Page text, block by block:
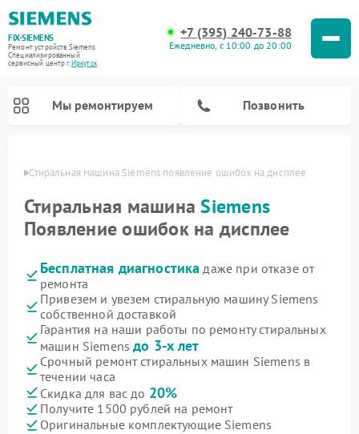
FIX-SIEMENS
Ремонт устройств Siemens
Специализированный
cервисный центр г.Иркутск
+7 (395) 240-73-88
Ежедневно, с 10:00 до 20:00
Мы ремонтируем Позвонить
Стиральная машина Siemens появление ошибок на дисплее
Стиральная машинаSiemens
Появление ошибок на дисплее
Бесплатная диагностика даже при отказе от
ремонта
Привезем и увезем стиральную машину Siemens
собственной доставкой
Гарантия на наши работы по ремонту стиральных
машин Siemensдо 3-х лет
Срочный ремонт стиральных машин Siemens в
течении часа
Скидка для вас до 20%
Получите 1500 рублей на ремонт
Оригинальные комплектующие Siemens